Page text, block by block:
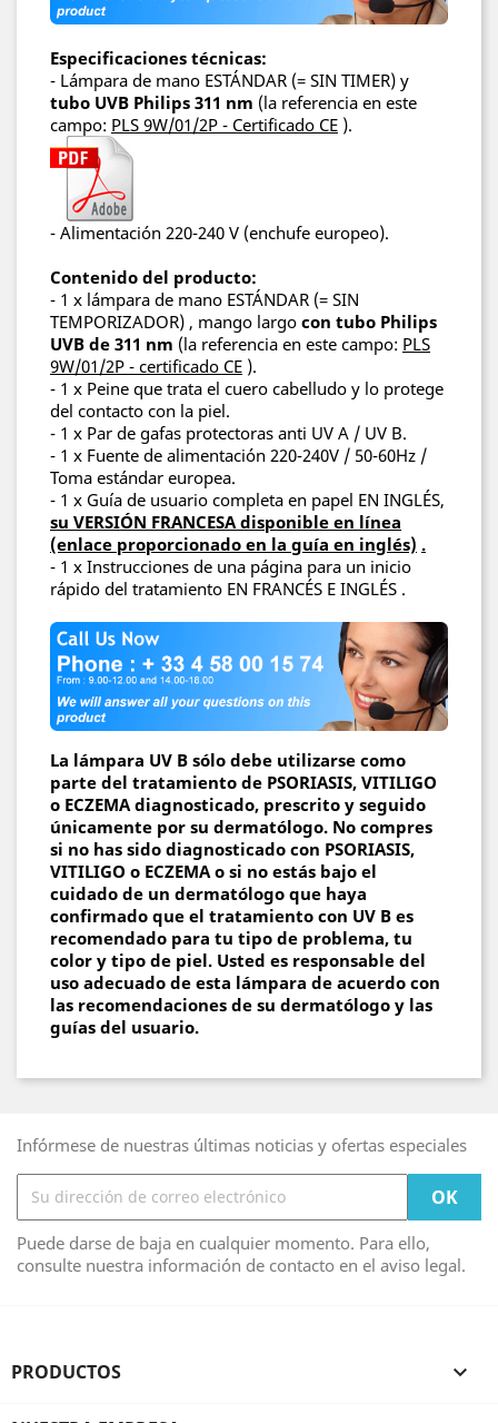
Especificaciones técnicas:
- Lámpara de mano ESTÁNDAR (= SIN TIMER) y
tubo UVB Philips 311 nm (la referencia en este
campo: PLS 9W/01/2P - Certificado CE ).
- Alimentación 220-240 V (enchufe europeo).
Contenido del producto:
- 1 x lámpara de mano ESTÁNDAR (= SIN
TEMPORIZADOR) , mango largo con tubo Philips
UVB de 311 nm (la referencia en este campo: PLS
9W/01/2P - certificado CE ).
- 1 x Peine que trata el cuero cabelludo y lo protege
del contacto con la piel.
- 1 x Par de gafas protectoras anti UV A / UV B.
- 1 x Fuente de alimentación 220-240V / 50-60Hz /
Toma estándar europea.
- 1 x Guía de usuario completa en papel EN INGLÉS,
su VERSIÓN FRANCESA disponible en línea
(enlace proporcionado en la guía en inglés) .
- 1 x Instrucciones de una página para un inicio
rápido del tratamiento EN FRANCÉS E INGLÉS .
La lámpara UV B sólo debe utilizarse como
parte del tratamiento de PSORIASIS, VITILIGO
o ECZEMA diagnosticado, prescrito y seguido
únicamente por su dermatólogo. No compres
si no has sido diagnosticado con PSORIASIS,
VITILIGO o ECZEMA o si no estás bajo el
cuidado de un dermatólogo que haya
confirmado que el tratamiento con UV B es
recomendado para tu tipo de problema, tu
color y tipo de piel. Usted es responsable del
uso adecuado de esta lámpara de acuerdo con
las recomendaciones de su dermatólogo y las
guías del usuario.
Infórmese de nuestras últimas noticias y ofertas especiales
Puede darse de baja en cualquier momento. Para ello,
consulte nuestra información de contacto en el aviso legal.
PRODUCTOS 